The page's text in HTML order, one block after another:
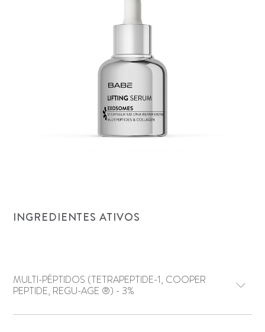
INGREDIENTES ATIVOS
MULTI-PÉPTIDOS (TETRAPEPTIDE-1, COOPER
PEPTIDE, REGU-AGE ®) - 3%